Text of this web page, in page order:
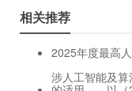
相关推荐
2025年度最高
涉人工智能及